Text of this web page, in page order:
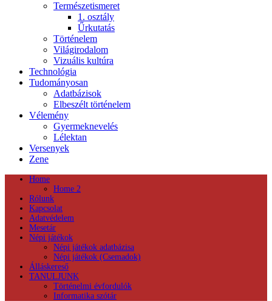
Természetismeret
1. osztály
Űrkutatás
Történelem
Világirodalom
Vizuális kultúra
Technológia
Tudományosan
Adatbázisok
Elbeszélt történelem
Vélemény
Gyermeknevelés
Lélektan
Versenyek
Zene
Home
Home 2
Rólunk
Kapcsolat
Adatvédelem
Mesetár
Népi játékok
Népi játékok adatbázisa
Népi játékok (Csemadok)
Álláskereső
TANULJUNK
Történelmi évfordulók
Informatika szótár